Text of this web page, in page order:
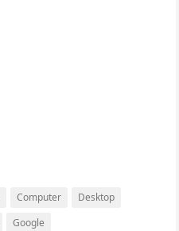
Computer
Desktop
Google